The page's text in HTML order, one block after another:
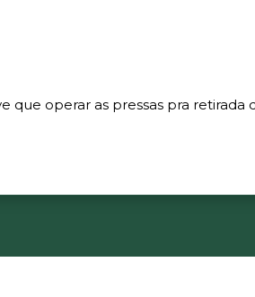
operar as pressas pra retirada